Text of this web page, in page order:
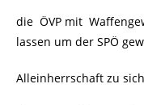
die ÖVP mit
lassen um der SPÖ
Alleinherrschaft zu